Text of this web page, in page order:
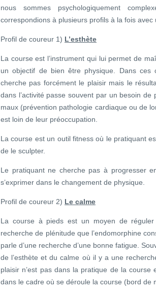
nous sommes psychologiquement
correspondions à plusieurs profils à la fois avec
Profil de coureur 1) L’esthète
La course est l’instrument qui lui permet de
un objectif de bien être physique. Dans
cherche pas forcément le plaisir mais le
dans l’activité passe souvent par un besoin
maux (prévention pathologie cardiaque ou de
est loin de leur préoccupation.
La course est un outil fitness où le pratiquant
de le sculpter.
Le pratiquant ne cherche pas à progresser
s’exprimer dans le changement de physique.
Profil de coureur 2) Le calme
La course à pieds est un moyen de réguler
recherche de plénitude que l’endomorphine
parle d’une recherche d’une bonne fatigue.
de l’esthète et du calme où il y a une
plaisir n’est pas dans la pratique de la
dans le cadre où se déroule la course (bord de